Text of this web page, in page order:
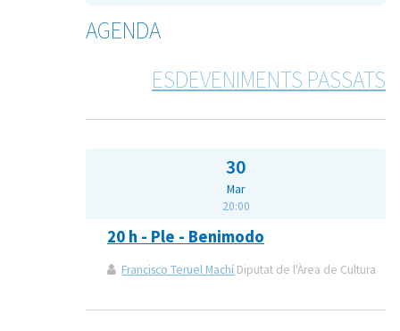
AGENDA
ESDEVENIMENTS PASSATS
30
Mar
20:00
20 h - Ple - Benimodo
Francisco Teruel Machí Diputat de l'Àrea de Cultura